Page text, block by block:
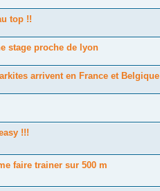
top !!
stage proche de lyon
arrivent en France et Belgique
!!!
faire trainer sur 500 m